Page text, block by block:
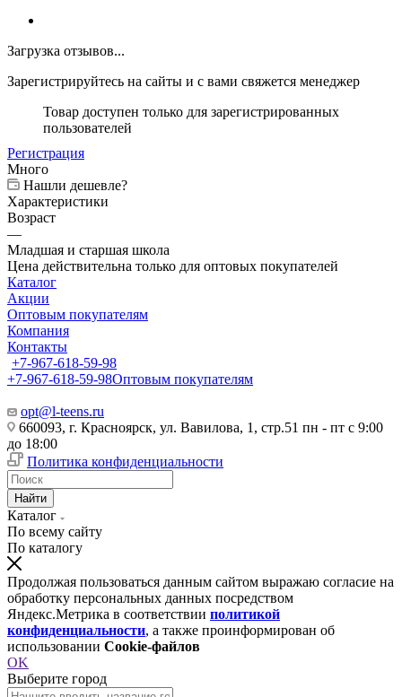
Загрузка отзывов...
Зарегистрируйтесь на сайты и с вами свяжется менеджер
Товар доступен только для зарегистрированных
пользователей
Регистрация
Много
Нашли дешевле?
Характеристики
Возраст
—
Младшая и старшая школа
Цена действительна только для оптовых покупателей
Каталог
Акции
Оптовым покупателям
Компания
Контакты
+7-967-618-59-98
+7-967-618-59-98Оптовым покупателям
opt@l-teens.ru
660093, г. Красноярск, ул. Вавилова, 1, стр.51 пн - пт с 9:00
до 18:00
Политика конфиденциальности
Найти
Каталог
По всему сайту
По каталогу
Продолжая пользоваться данным сайтом выражаю согласие на
обработку персональных данных посредством
Яндекс.Метрика в соответствии политикой
конфиденциальности, а также проинформирован об
использовании Cookie-файлов
OK
Выберите город